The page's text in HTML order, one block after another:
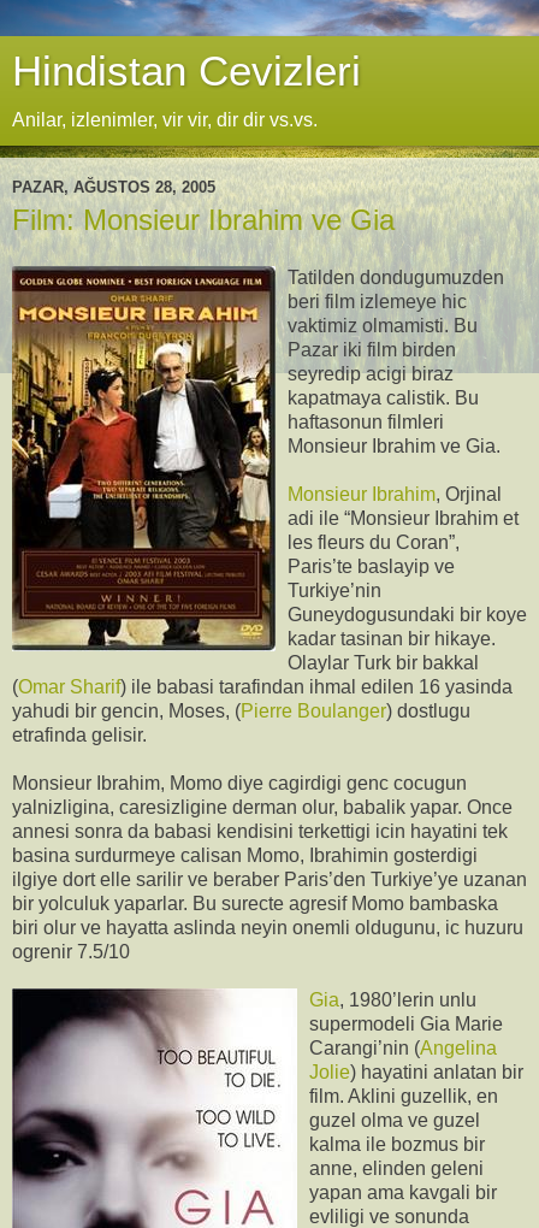
Hindistan Cevizleri
Anilar, izlenimler, vir vir, dir dir vs.vs.
PAZAR, AĞUSTOS 28, 2005
Film: Monsieur Ibrahim ve Gia
Tatilden dondugumuzden
beri film izlemeye hic
vaktimiz olmamisti. Bu
Pazar iki film birden
seyredip acigi biraz
kapatmaya calistik. Bu
haftasonun filmleri
Monsieur Ibrahim ve Gia.
Monsieur Ibrahim, Orjinal
adi ile “Monsieur Ibrahim et
les fleurs du Coran”,
Paris’te baslayip ve
Turkiye’nin
Guneydogusundaki bir koye
kadar tasinan bir hikaye.
Olaylar Turk bir bakkal
(Omar Sharif) ile babasi tarafindan ihmal edilen 16 yasinda
yahudi bir gencin, Moses, (Pierre Boulanger) dostlugu
etrafinda gelisir.
Monsieur Ibrahim, Momo diye cagirdigi genc cocugun
yalnizligina, caresizligine derman olur, babalik yapar. Once
annesi sonra da babasi kendisini terkettigi icin hayatini tek
basina surdurmeye calisan Momo, Ibrahimin gosterdigi
ilgiye dort elle sarilir ve beraber Paris’den Turkiye’ye uzanan
bir yolculuk yaparlar. Bu surecte agresif Momo bambaska
biri olur ve hayatta aslinda neyin onemli oldugunu, ic huzuru
ogrenir 7.5/10
Gia, 1980’lerin unlu
supermodeli Gia Marie
Carangi’nin (Angelina
Jolie) hayatini anlatan bir
film. Aklini guzellik, en
guzel olma ve guzel
kalma ile bozmus bir
anne, elinden geleni
yapan ama kavgali bir
evliligi ve sonunda